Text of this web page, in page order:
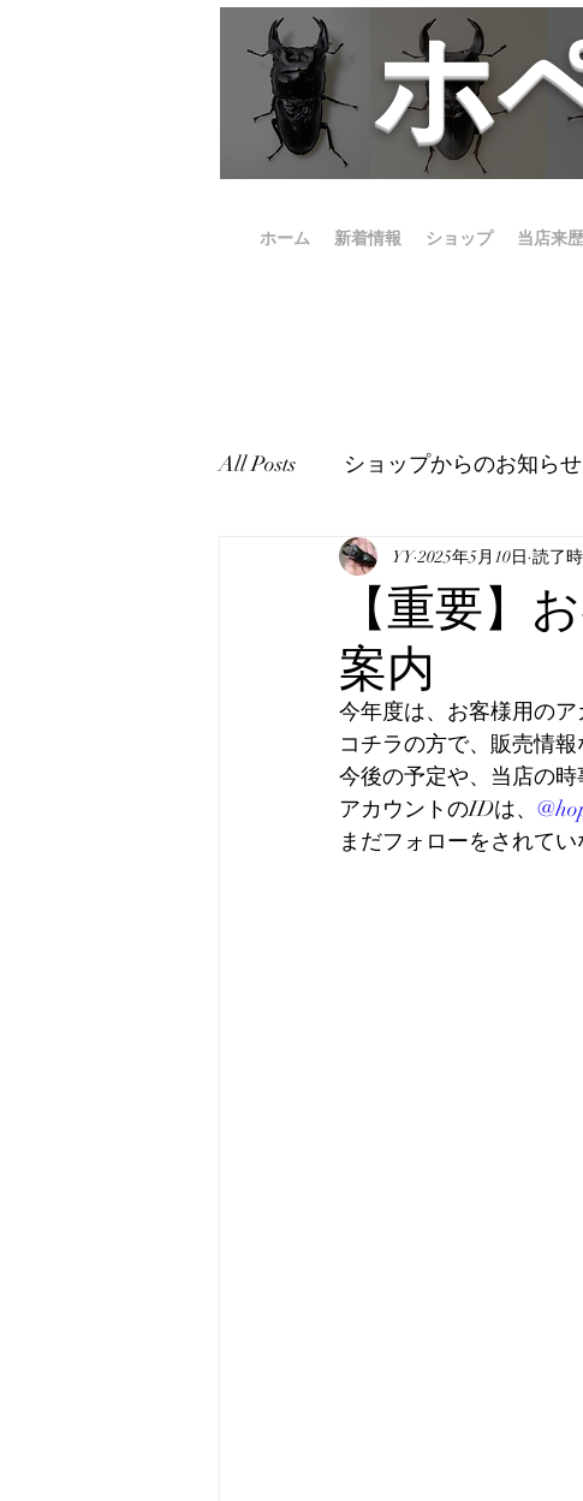
ホ
ホーム 新着情報 ショップ 当店来歴
All Posts ショップからのお知らせ
表記について マニュアル・
真・みんなのホペイ
韓国産オオクワガタ 韓ビノ
【重要】
案内
YY 2025年5月10日 読了
今年度は、お客様用のア
コチラの方で、販売情
今後の予定や、当店の時
アカウントのIDは、
まだフォローをされて